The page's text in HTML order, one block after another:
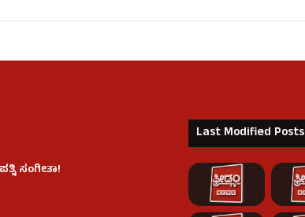
ಸಂಗೀತಾ!
Last Modified Posts